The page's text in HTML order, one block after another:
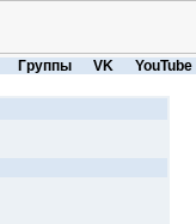
Группы VK YouTube